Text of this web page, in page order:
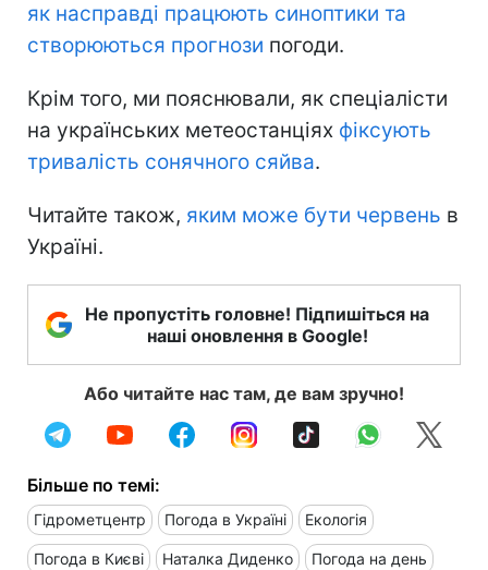
як насправді працюють синоптики та
створюються прогнози погоди.
Крім того, ми пояснювали, як спеціалісти
на українських метеостанціях фіксують
тривалість сонячного сяйва.
Читайте також, яким може бути червень в
Україні.
Не пропустіть головне! Підпишіться на
наші оновлення в Google!
Або читайте нас там, де вам зручно!
Більше по темі:
Гідрометцентр Погода в Україні Екологія
Погода в Києві Наталка Диденко Погода на день